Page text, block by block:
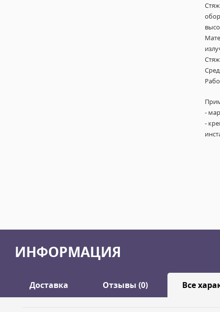
-
-
ИНФОРМАЦИЯ
Доставка Отзывы (0) Все